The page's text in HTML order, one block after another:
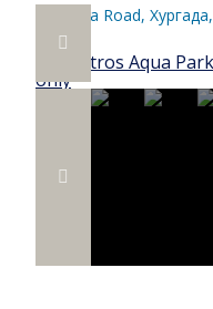
Safaga Road, Хургада,
Египет